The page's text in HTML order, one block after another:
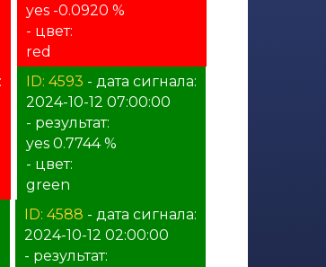
yes -0.0920 %
- цвет:
red
ID: 4593 - дата сигнала:
2024-10-12 07:00:00
- результат:
yes 0.7744 %
- цвет:
green
ID: 4588 - дата сигнала:
2024-10-12 02:00:00
- результат: